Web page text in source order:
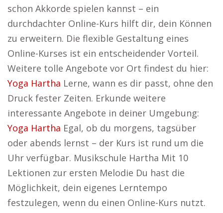
schon Akkorde spielen kannst – ein
durchdachter Online-Kurs hilft dir, dein Können
zu erweitern. Die flexible Gestaltung eines
Online-Kurses ist ein entscheidender Vorteil.
Weitere tolle Angebote vor Ort findest du hier:
Yoga Hartha Lerne, wann es dir passt, ohne den
Druck fester Zeiten. Erkunde weitere
interessante Angebote in deiner Umgebung:
Yoga Hartha Egal, ob du morgens, tagsüber
oder abends lernst – der Kurs ist rund um die
Uhr verfügbar. Musikschule Hartha Mit 10
Lektionen zur ersten Melodie Du hast die
Möglichkeit, dein eigenes Lerntempo
festzulegen, wenn du einen Online-Kurs nutzt.